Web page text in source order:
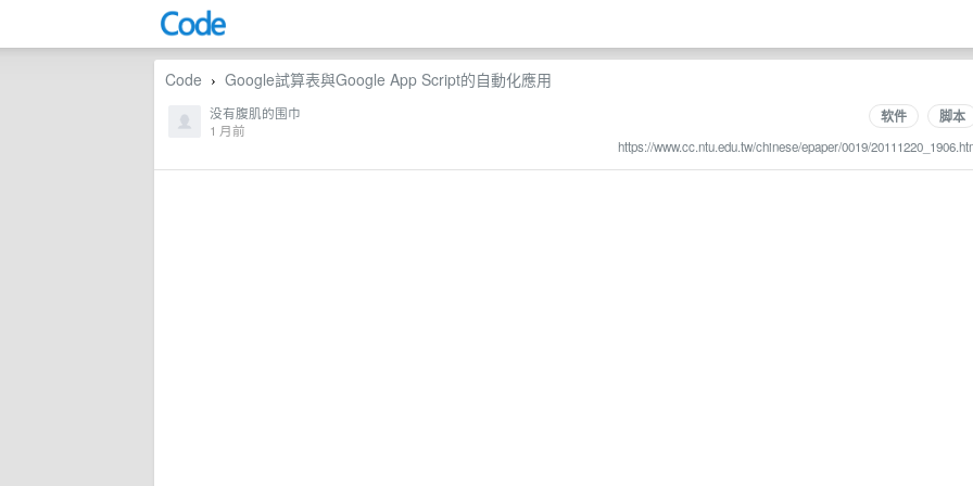
Code › Google試算表與Google App Script的自動化應用
软件 脚本
https://www.cc.ntu.edu.tw/chinese/epaper/0019/
没有腹肌的围巾
1 月前